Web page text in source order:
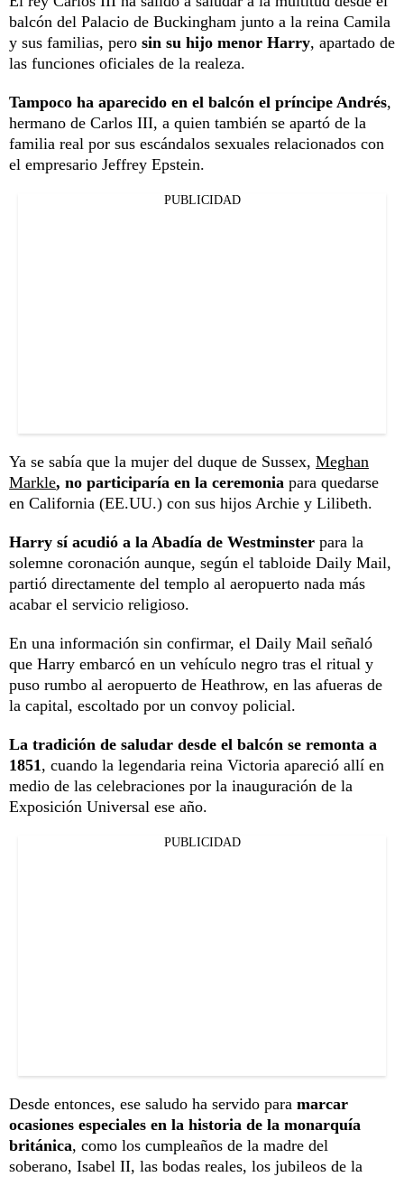
balcón del Palacio de Buckingham junto a la reina Camila
y sus familias, pero sin su hijo menor Harry, apartado de
las funciones oficiales de la realeza.
Tampoco ha aparecido en el balcón el príncipe Andrés,
hermano de Carlos III, a quien también se apartó de la
familia real por sus escándalos sexuales relacionados con
el empresario Jeffrey Epstein.
PUBLICIDAD
Ya se sabía que la mujer del duque de Sussex, Meghan
Markle, no participaría en la ceremonia para quedarse
en California (EE.UU.) con sus hijos Archie y Lilibeth.
Harry sí acudió a la Abadía de Westminster para la
solemne coronación aunque, según el tabloide Daily Mail,
partió directamente del templo al aeropuerto nada más
acabar el servicio religioso.
En una información sin confirmar, el Daily Mail señaló
que Harry embarcó en un vehículo negro tras el ritual y
puso rumbo al aeropuerto de Heathrow, en las afueras de
la capital, escoltado por un convoy policial.
La tradición de saludar desde el balcón se remonta a
1851, cuando la legendaria reina Victoria apareció allí en
medio de las celebraciones por la inauguración de la
Exposición Universal ese año.
PUBLICIDAD
Desde entonces, ese saludo ha servido para marcar
ocasiones especiales en la historia de la monarquía
británica, como los cumpleaños de la madre del
soberano, Isabel II, las bodas reales, los jubileos de la